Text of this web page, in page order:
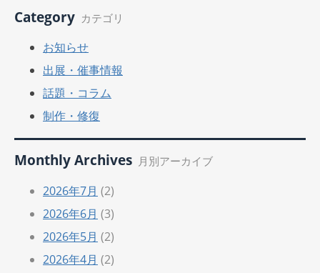
Category カテゴリ
お知らせ
出展・催事情報
話題・コラム
制作・修復
Monthly Archives 月別アーカイブ
2026年7月 (2)
2026年6月 (3)
2026年5月 (2)
2026年4月 (2)